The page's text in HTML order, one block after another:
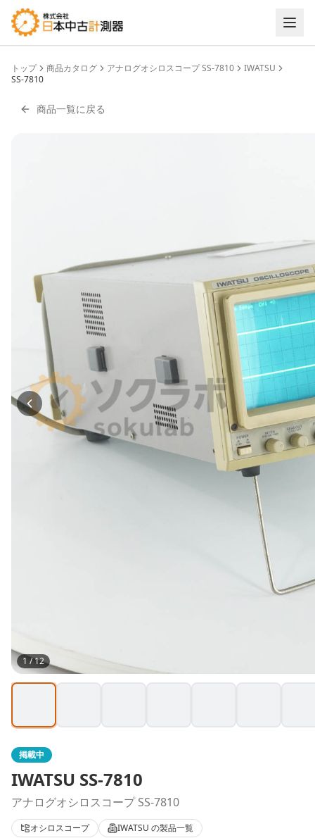
トップ 商品カタログ アナログオシロスコープ SS-7810
IWATSU
SS-7810
商品一覧に戻る
1 /12
掲載中
IWATSU SS-7810
アナログオシロスコープ SS-7810
オシロスコープ IWATSU の製品一覧